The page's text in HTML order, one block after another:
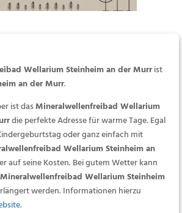
Wellarium Steinheim an der Murrist
an der Murr.
ist dasMineralwellenfreibad Wellarium
die perfekte Adresse für warme Tage. Egal
oder ganz einfach mit
Wellarium Steinheim an
auf seine Kosten. Bei gutem Wetter kann
Mineralwellenfreibad Wellarium Steinheim
werden. Informationen hierzu
.